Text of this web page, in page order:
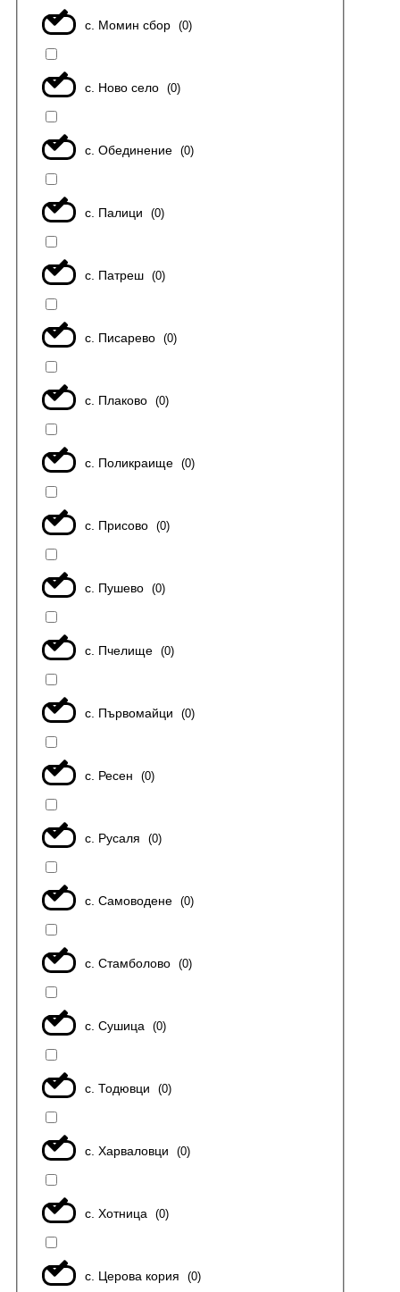
с. Момин сбор (0)
с. Ново село (0)
с. Обединение (0)
с. Палици (0)
с. Патреш (0)
с. Писарево (0)
с. Плаково (0)
с. Поликраище (0)
с. Присово (0)
с. Пушево (0)
с. Пчелище (0)
с. Първомайци (0)
с. Ресен (0)
с. Русаля (0)
с. Самоводене (0)
с. Стамболово (0)
с. Сушица (0)
с. Тодювци (0)
с. Харваловци (0)
с. Хотница (0)
с. Церова кория (0)